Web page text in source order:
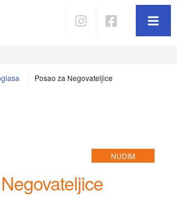
Posao za Negovateljice
NUDIM